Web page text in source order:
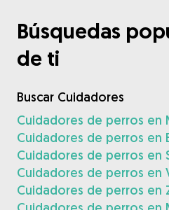
Búsquedas
de ti
Buscar Cuidadores
Cuidadores de perros en
Cuidadores de perros en
Cuidadores de perros en
Cuidadores de perros en
Cuidadores de perros en